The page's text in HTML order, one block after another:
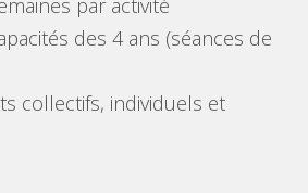
par activité
des 4 ans (séances de
collectifs, individuels et